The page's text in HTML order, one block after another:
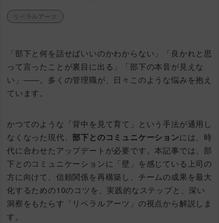
リベラルアーツ
「部下と何を話せばいいのかわからない」「良かれと思
って言ったことが裏目に出る」「部下の本音が見えな
い」――。多くの管理職が、日々このような悩みを抱え
ています。
かつてのような「背中を見て育て」という手法が通用し
なくなった現代、部下とのコミュニケーションには、時
代に合わせたアップデートが必要です。本記事では、部
下とのコミュニケーションに「壁」を感じている上司の
方に向けて、信頼関係を再構築し、チームの成果を最大
化するための10のコツを、実践的なステップと、深い
洞察をもたらす「リベラルアーツ」の視点から解説しま
す。